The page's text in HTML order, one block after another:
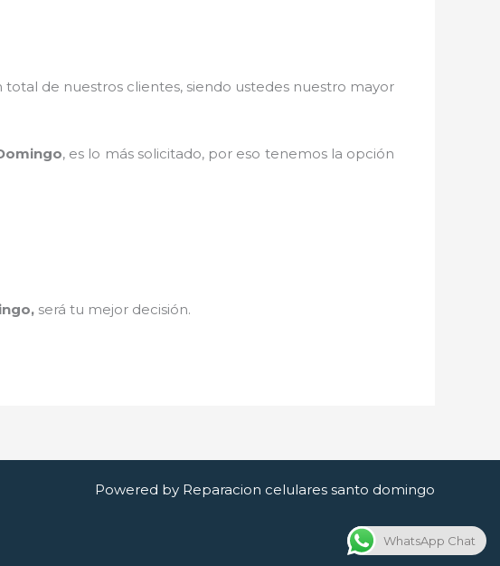
de nuestros clientes, siendo ustedes nuestro mayor
, es lo más solicitado, por eso tenemos la opción
será tu mejor decisión.
Powered by Reparacion celulares santo domingo
WhatsApp Chat